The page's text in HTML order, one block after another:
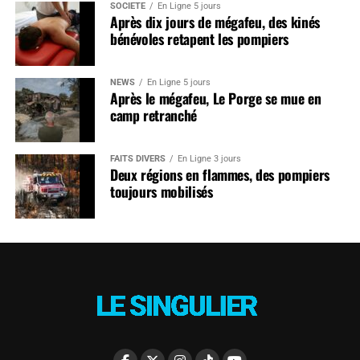
SOCIÉTÉ En Ligne 5 jours
Après dix jours de mégafeu, des kinés
bénévoles retapent les pompiers
NEWS En Ligne 5 jours
Après le mégafeu, Le Porge se mue en
camp retranché
FAITS DIVERS En Ligne 3 jours
Deux régions en flammes, des pompiers
toujours mobilisés